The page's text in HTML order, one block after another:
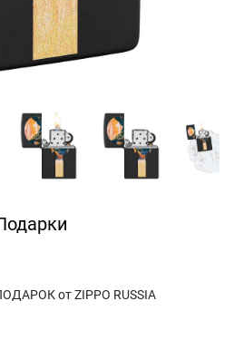
от ZIPPO RUSSIA